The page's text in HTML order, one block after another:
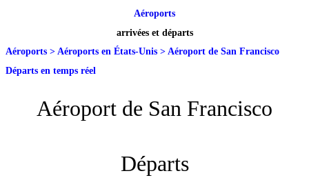
Aéroports
arrivées et départs
Aéroports > Aéroports en États-Unis > Aéroport de San Francisco
Départs en temps réel
Aéroport de San Francisco
Départs